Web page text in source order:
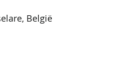
België